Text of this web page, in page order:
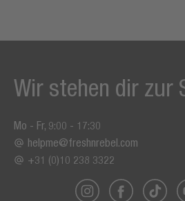
Wir stehen dir zur
Mo - Fr, 9:00 - 17:30
helpme@freshnrebel.com
+31 (0)10 238 3322